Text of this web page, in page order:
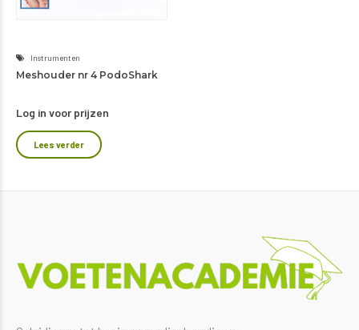
Instrumenten
Meshouder nr 4 PodoShark
Log in voor prijzen
Lees verder